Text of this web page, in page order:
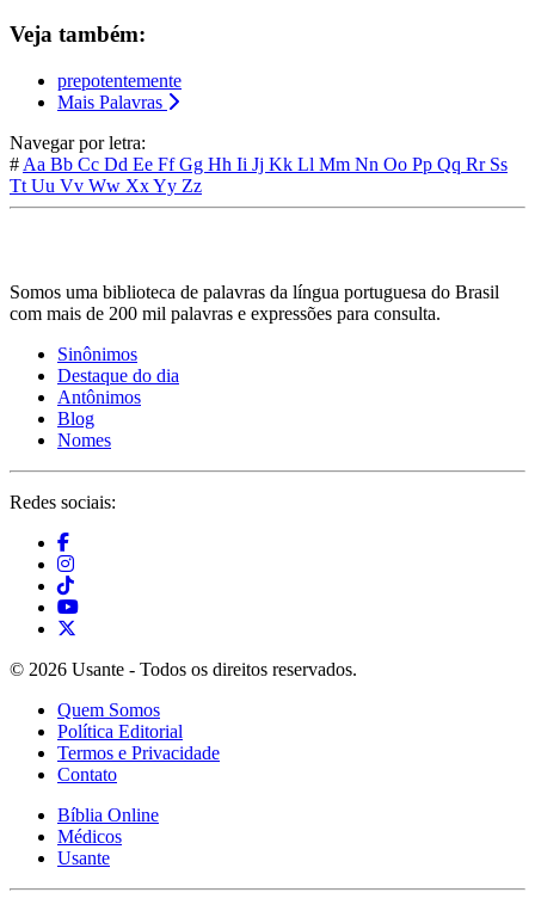
Veja também:
prepotentemente
Mais Palavras
Navegar por letra:
# Aa Bb Cc Dd Ee FfGg Hh Ii Jj Kk Ll Mm Nn Oo Pp Qq Rr Ss
Tt Uu Vv Ww XxYy Zz
Somos uma biblioteca de palavras da língua portuguesa do Brasil
com mais de 200 mil palavras e expressões para consulta.
Sinônimos
Destaque do dia
Antônimos
Blog
Nomes
Redes sociais:
© 2026 Usante - Todos os direitos reservados.
Quem Somos
Política Editorial
Termos e Privacidade
Contato
Bíblia Online
Médicos
Usante